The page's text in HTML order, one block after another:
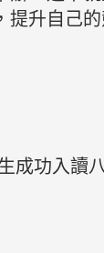
升自己的
成功入讀